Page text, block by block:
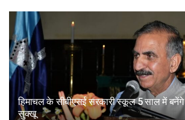
हिमाचल के सीबीएसई सरकारी स्कूल 5 साल में बनेंगे
सुक्खू